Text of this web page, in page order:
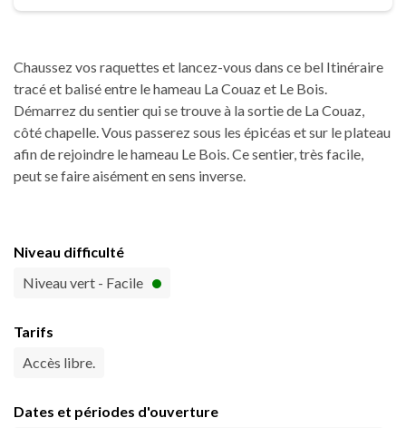
Chaussez vos raquettes et lancez-vous dans ce bel Itinéraire
tracé et balisé entre le hameau La Couaz et Le Bois.
Démarrez du sentier qui se trouve à la sortie de La Couaz,
côté chapelle. Vous passerez sous les épicéas et sur le plateau
afin de rejoindre le hameau Le Bois. Ce sentier, très facile,
peut se faire aisément en sens inverse.
Niveau difficulté
Niveau vert - Facile
Tarifs
Accès libre.
Dates et périodes d'ouverture